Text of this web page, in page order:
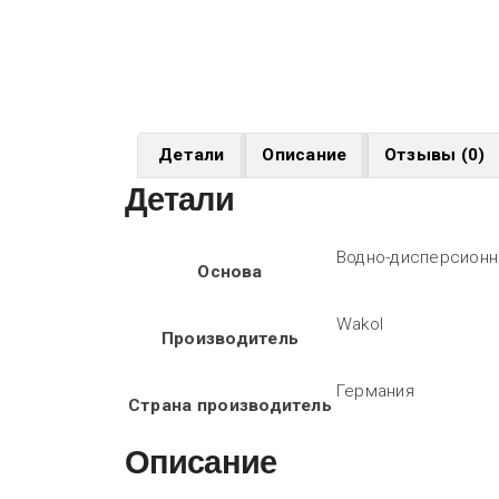
Детали Описание Отзывы (0)
Детали
Основа
Водно-
Производитель
Wakol
Страна производитель
Германия
Описание